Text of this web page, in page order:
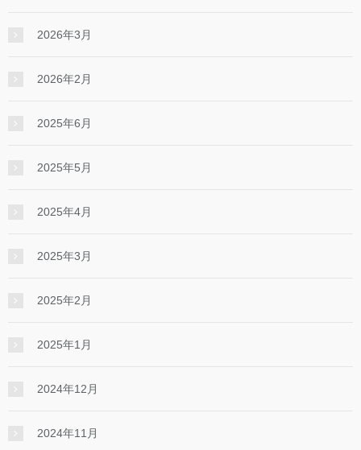
2026年3月
2026年2月
2025年6月
2025年5月
2025年4月
2025年3月
2025年2月
2025年1月
2024年12月
2024年11月